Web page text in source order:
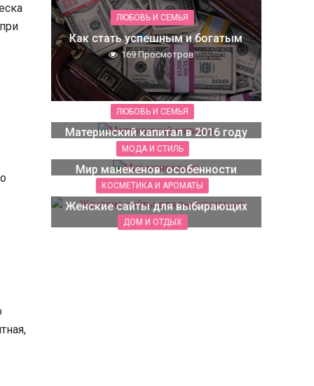
ЛЮБОВЬ И СЕМЬЯ
Как стать успешным и богатым
169 Просмотров
ЛЮБОВЬ И СЕМЬЯ
Материнский капитал в 2016 году
150 Просмотров
МОДА И СТИЛЬ
Мир манекенов: особенности
168 Просмотров
КОСМЕТИКА И АРОМАТЫ
Женские сайты для выбирающих
косметику
ДОМ И ОТДЫХ